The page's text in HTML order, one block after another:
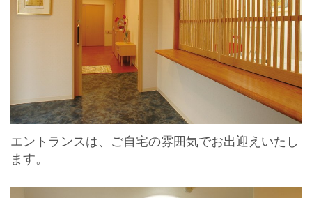
エントランスは、ご自宅の雰囲気でお出迎えいたし
ます。